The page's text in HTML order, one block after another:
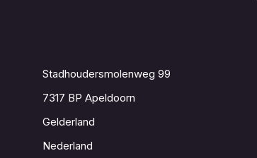
Stadhoudersmolenweg 99
7317 BP Apeldoorn
Gelderland
Nederland